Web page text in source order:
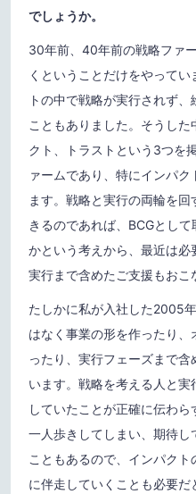
でしょうか。
30年前、40年前の戦略ファ
くということだけをやって
トの中で戦略が実行されず
こともありました。そうし
クト、トラストという3つを
ァームであり、特にインパ
ます。戦略と実行の両輪を
きるのであれば、BCGとし
かという考えから、最近は必
実行まで含めたご支援もおこ
たしかに私が入社した2005
はなく事業の形を作ったり
ったり、実行フェーズまで
います。戦略を考える人と
していたことが正確に伝わ
一人歩きしてしまい、期待
こともあるので、インパク
に伴走していくことも必要だ